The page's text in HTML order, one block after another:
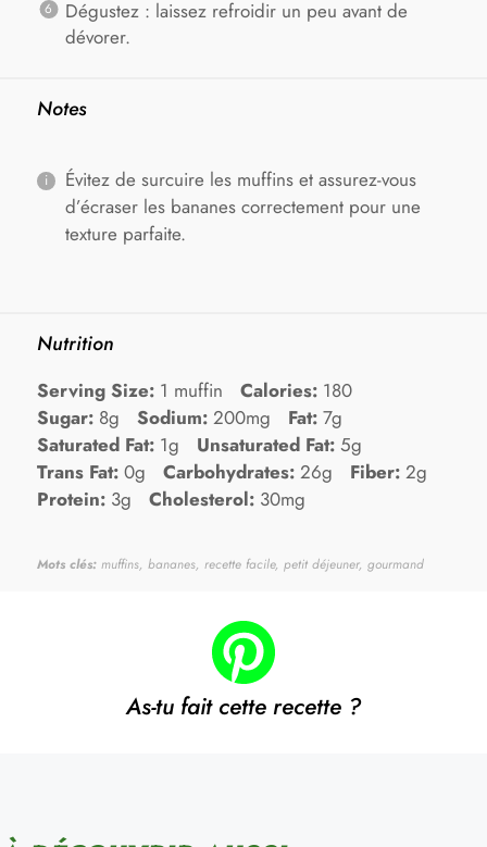
Dégustez : laissez refroidir un peu avant de
dévorer.
Notes
Évitez de surcuire les muffins et assurez-vous
d’écraser les bananes correctement pour une
texture parfaite.
Nutrition
Serving Size: 1 muffin Calories: 180
Sugar: 8g Sodium: 200mg Fat: 7g
Saturated Fat: 1g Unsaturated Fat: 5g
Trans Fat: 0g Carbohydrates: 26g Fiber: 2g
Protein: 3g Cholesterol: 30mg
Mots clés: muffins, bananes, recette facile, petit déjeuner, gourmand
As-tu fait cette recette ?